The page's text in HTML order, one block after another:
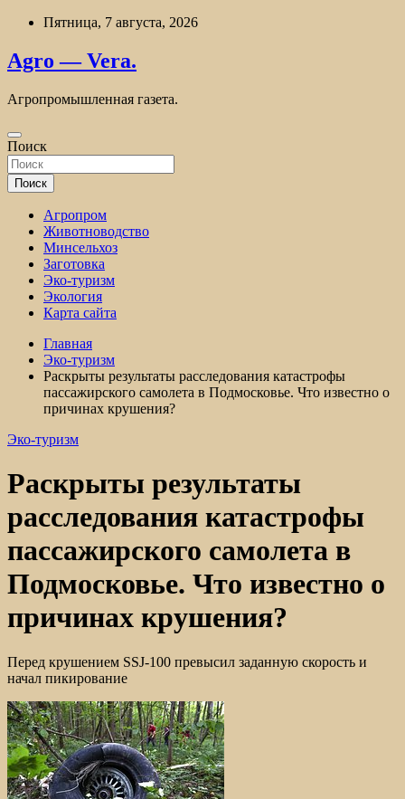
Перейти
содержимому
Пятница, 7 августа, 2026
Agro — Vera.
Агропромышленная газета.
Поиск
Поиск
Агропром
Животноводство
Минсельхоз
Заготовка
Эко-туризм
Экология
Карта сайта
Главная
Эко-туризм
Раскрыты результаты расследования катастрофы
пассажирского самолета в Подмосковье. Что известно о
причинах крушения?
Эко-туризм
Раскрыты результаты
расследования катастрофы
пассажирского самолета в
Подмосковье. Что известно о
причинах крушения?
Перед крушением SSJ-100 превысил заданную скорость и
начал пикирование